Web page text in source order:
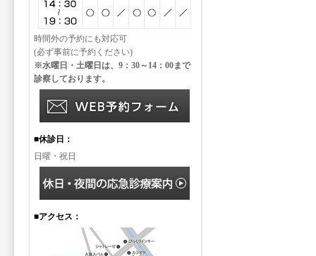
時間外の予約にも対応可
(必ず事前に予約ください)
※水曜日・土曜日は、9：30～14：00まで
診察しております。
■休診日：
日曜・祝日
■アクセス：